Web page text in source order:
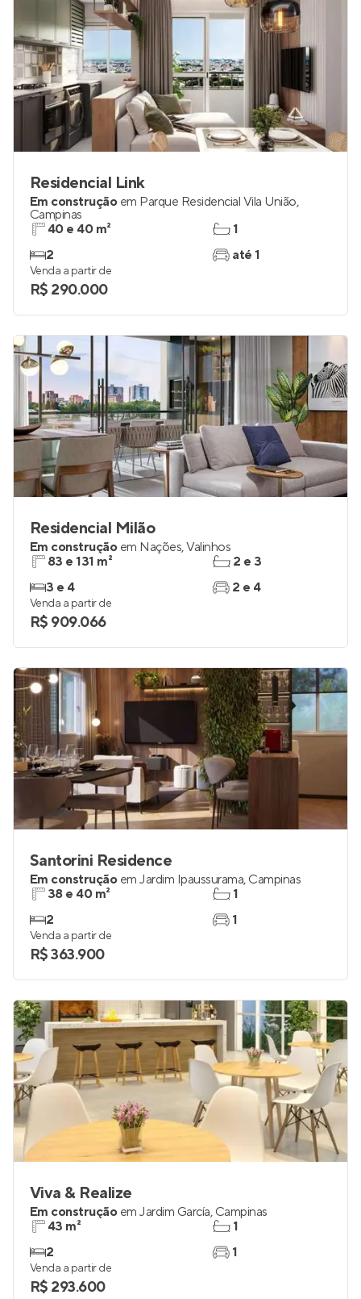
Residencial Link
Em construção em Parque Residencial Vila União,
Campinas
40 e 40 m²
2
1
até 1
Venda a partir de
R$ 290.000
Residencial Milão
Em construção em Nações,Valinhos
83 e 131 m²
3 e 4
2 e 3
2 e 4
Venda a partir de
R$ 909.066
Santorini Residence
Em construção em Jardim Ipaussurama, Campinas
38 e 40 m²
2
1
1
Venda a partir de
R$ 363.900
Viva & Realize
Em construção em Jardim García, Campinas
43 m²
2
1
1
Venda a partir de
R$ 293.600